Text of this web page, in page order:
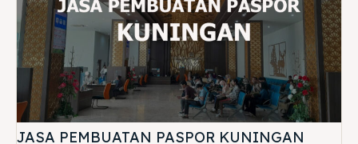
JASA PEMBUATAN PASPOR KUNINGAN